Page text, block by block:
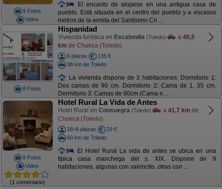
8 Fotos
Video
El encanto de alojarse en una antigua casa de
pueblo. Está situada en el centro del pueblo y a escasos
metros de la ermita del Santísimo Cri ...
8 Fotos
Hispanidad
Vivienda turística en Escalonilla (Toledo) a 40,5
km de Chueca (Toledo)
6 plazas
135 €
38 km de Toledo
La vivienda dispone de 3 habitaciones: Dormitorio 1:
Dos camas de 90 cm. Dormitorio 2: Cama de 1, 35 cm.
Dormitorio 3: Camas de 80cm (Cama n ...
8 Fotos
Video
(1 comentario)
Hotel Rural La Vida de Antes
Hotel Rural en Consuegra (Toledo) a 41,7 km de
Chueca (Toledo)
18+8 plazas
29 €
60 km de Toledo
El Hotel Rural La vida de antes se ubica en una
típica casa manchega del s. XIX. Dispone de 9
habitaciones, algunas con saloncito, otras con ...